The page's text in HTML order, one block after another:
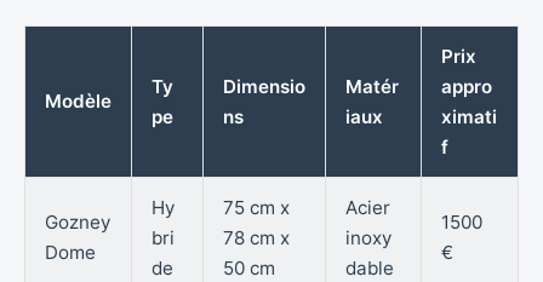
Modèle
Ty
pe
Dimensio
ns
Matér
iaux
Prix
appro
ximati
f
Gozney
Dome
Hy
bri
de
75 cm x
78 cm x
50 cm
Acier
inoxy
dable
1500
€